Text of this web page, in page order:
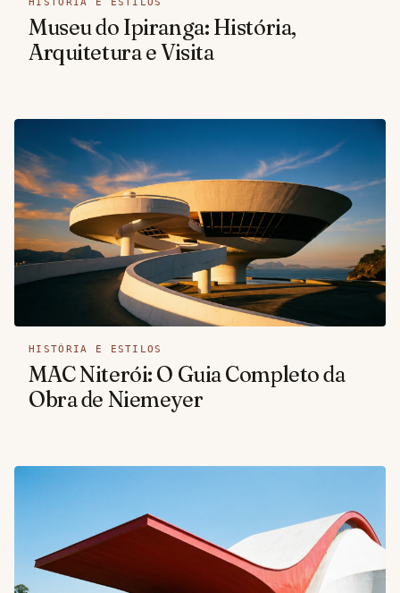
HISTÓRIA E ESTILOS
Museu do Ipiranga: História,
Arquitetura e Visita
HISTÓRIA E ESTILOS
MAC Niterói: O Guia Completo da
Obra de Niemeyer